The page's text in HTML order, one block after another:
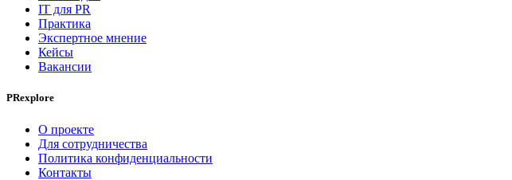
IT для PR
Практика
Экспертное мнение
Кейсы
Вакансии
PRexplore
О проекте
Для сотрудничества
Политика конфиденциальности
Контакты